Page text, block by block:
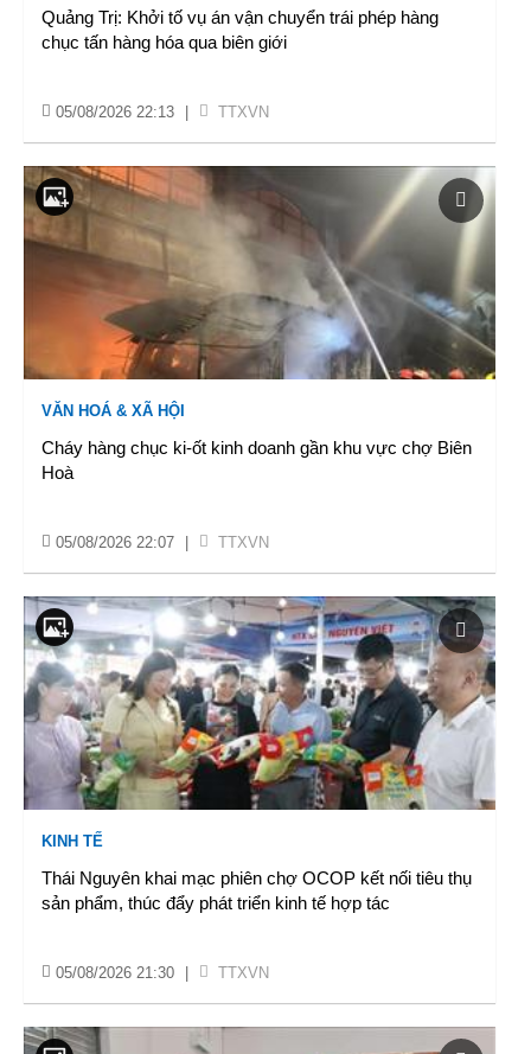
Quảng Trị: Khởi tố vụ án vận chuyển trái phép hàng
chục tấn hàng hóa qua biên giới
05/08/2026 22:13 TTXVN
VĂN HOÁ & XÃ HỘI
Cháy hàng chục ki-ốt kinh doanh gần khu vực chợ Biên
Hoà
05/08/2026 22:07 TTXVN
KINH TẾ
Thái Nguyên khai mạc phiên chợ OCOP kết nối tiêu thụ
sản phẩm, thúc đẩy phát triển kinh tế hợp tác
05/08/2026 21:30 TTXVN